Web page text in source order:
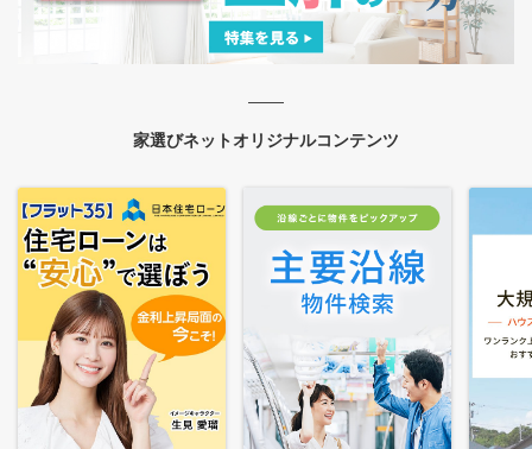
家選びネットオリジナルコンテンツ